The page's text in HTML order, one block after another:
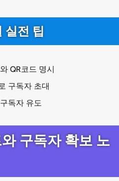
실전 팁
QR코드 명시
구독자 초대
독자 유도
구독자 확보 노